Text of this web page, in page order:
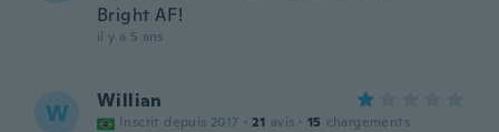
Bright AF!
il y a 5 ans
W Willian
Inscrit depuis 2017 · 21 avis · 15 chargements